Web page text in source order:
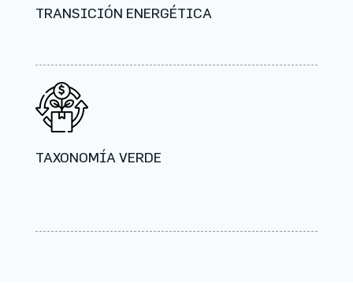
TRANSICIÓN ENERGÉTICA
TAXONOMÍA VERDE